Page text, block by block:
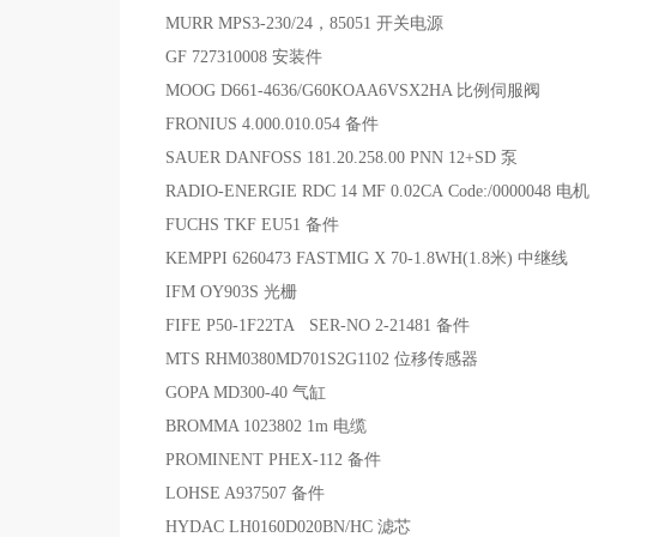
MURR MPS3-230/24，85051 开关电源
GF 727310008 安装件
MOOG D661-4636/G60KOAA6VSX2HA 比例伺服阀
FRONIUS 4.000.010.054 备件
SAUER DANFOSS 181.20.258.00 PNN 12+SD 泵
RADIO-ENERGIE RDC 14 MF 0.02CA Code:/0000048 电机
FUCHS TKF EU51 备件
KEMPPI 6260473 FASTMIG X 70-1.8WH(1.8米) 中继线
IFM OY903S 光栅
FIFE P50-1F22TA SER-NO 2-21481 备件
MTS RHM0380MD701S2G1102 位移传感器
GOPA MD300-40 气缸
BROMMA 1023802 1m 电缆
PROMINENT PHEX-112 备件
LOHSE A937507 备件
HYDAC LH0160D020BN/HC 滤芯